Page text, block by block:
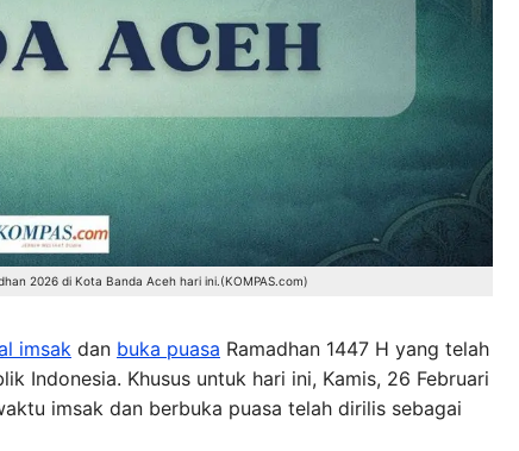
2026 di Kota Banda Aceh hari ini.(KOMPAS.com)
imsak dan buka puasa Ramadhan 1447 H yang telah
Indonesia. Khusus untuk hari ini, Kamis, 26 Februari
imsak dan berbuka puasa telah dirilis sebagai